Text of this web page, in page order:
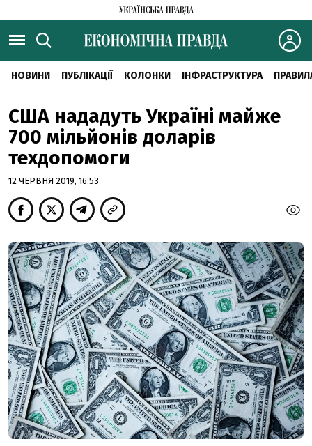
НОВИНИ ПУБЛІКАЦІЇ КОЛОНКИ ІНФРАСТРУКТУРА
США нададуть Україні майже
700 мільйонів доларів
техдопомоги
12 ЧЕРВНЯ 2019, 16:53